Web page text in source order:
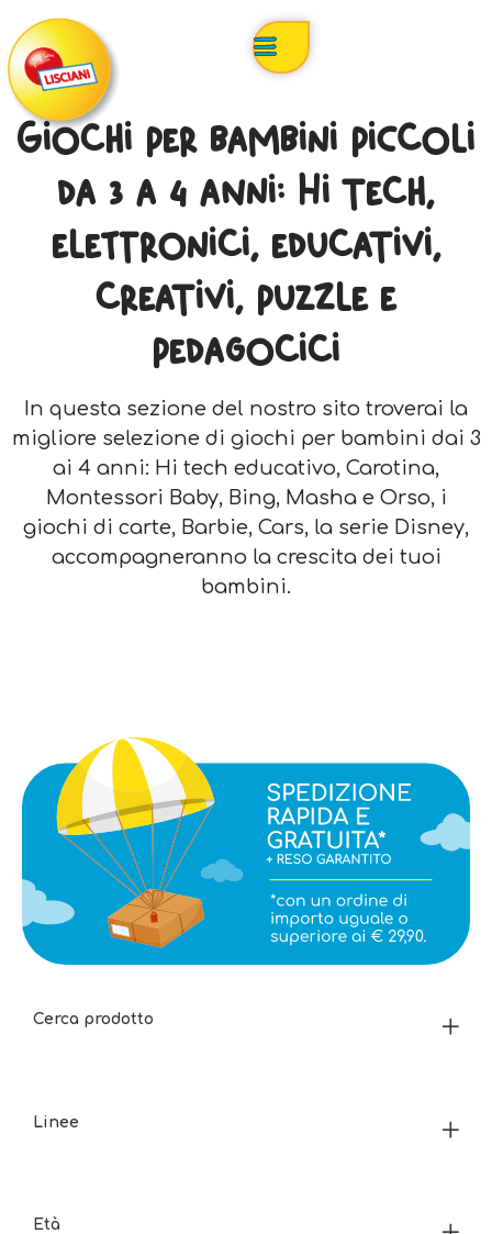
Giochi per bambini piccoli
da 3 a 4 anni: Hi tech,
elettronici, educativi,
creativi, puzzle e
pedagocici
In questa sezione del nostro sito troverai la
migliore selezione di giochi per bambini dai 3
ai 4 anni: Hi tech educativo, Carotina,
Montessori Baby, Bing, Masha e Orso, i
giochi di carte, Barbie, Cars, la serie Disney,
accompagneranno la crescita dei tuoi
bambini.
Cerca prodotto
Linee
Età